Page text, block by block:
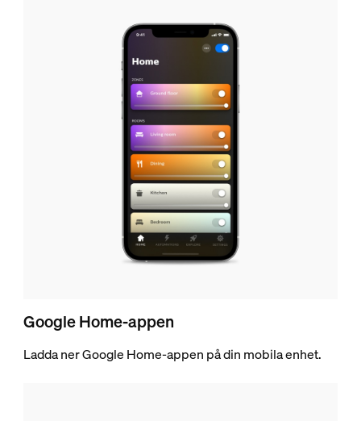
Google Home-appen
Ladda ner Google Home-appen på din mobila enhet.